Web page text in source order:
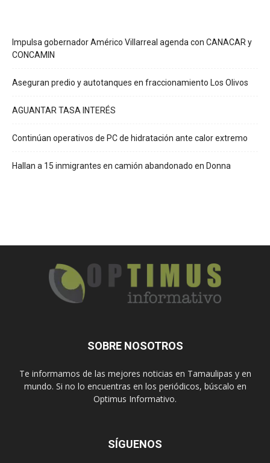
Impulsa gobernador Américo Villarreal agenda con CANACAR y
CONCAMIN
Aseguran predio y autotanques en fraccionamiento Los Olivos
AGUANTAR TASA INTERÉS
Continúan operativos de PC de hidratación ante calor extremo
Hallan a 15 inmigrantes en camión abandonado en Donna
SOBRE NOSOTROS
Te informamos de las mejores noticias en Tamaulipas y en
mundo. Si no lo encuentras en los periódicos, búscalo en
Optimus Informativo.
SÍGUENOS